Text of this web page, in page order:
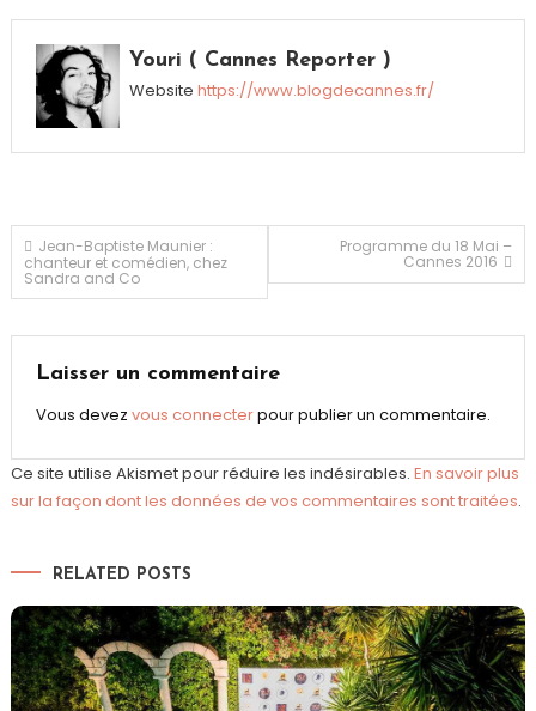
Youri ( Cannes Reporter )
Website https://www.blogdecannes.fr/
Navigation
de
l’article
Jean-Baptiste Maunier :
chanteur et comédien, chez
Sandra and Co
Programme du 18 Mai –
Cannes 2016
Laisser un commentaire
Vous devez vous connecterpour publier un commentaire.
Ce site utilise Akismet pour réduire les indésirables. En savoir plus
sur la façon dont les données de vos commentaires sont traitées.
RELATED POSTS